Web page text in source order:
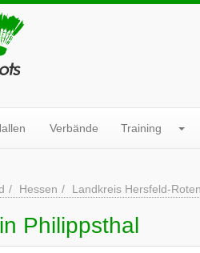
Verbände Training
Hessen Landkreis Hersfeld-
Philippsthal